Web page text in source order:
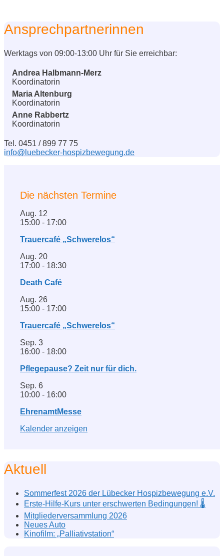
Ansprechpartnerinnen
Werktags von 09:00-13:00 Uhr für Sie erreichbar:
Andrea Halbmann-Merz
Koordinatorin
Maria Altenburg
Koordinatorin
Anne Rabbertz
Koordinatorin
Tel. 0451 / 899 77 75
info@luebecker-hospizbewegung.de
Die nächsten Termine
Aug. 12
15:00 - 17:00
Trauercafé „Schwerelos“
Aug. 20
17:00 - 18:30
Death Café
Aug. 26
15:00 - 17:00
Trauercafé „Schwerelos“
Sep. 3
16:00 - 18:00
Pflegepause? Zeit nur für dich.
Sep. 6
10:00 - 16:00
EhrenamtMesse
Kalender anzeigen
Aktuell
Sommerfest 2026 der Lübecker Hospizbewegung e.V.
Erste-Hilfe-Kurs unter erschwerten Bedingungen! 🌡️
Mitgliederversammlung 2026
Neues Auto
Kinofilm: „Palliativstation“